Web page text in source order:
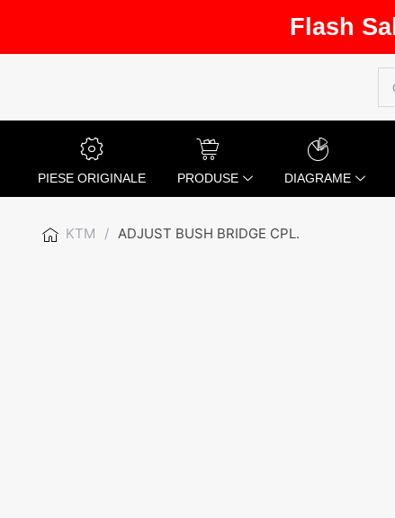
Flash
PIESE ORIGINALE PRODUSE DIAGRAME
KTM / ADJUST BUSH BRIDGE CPL.